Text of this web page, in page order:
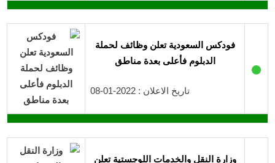
●
فودكس السعودية تعلن وظائف لحملة
الدبلوم فأعلى بعدة مناطق
تاريخ الاعلان : 2022-01-08
وزارة النقل والخدمات اللوجستية تعلن